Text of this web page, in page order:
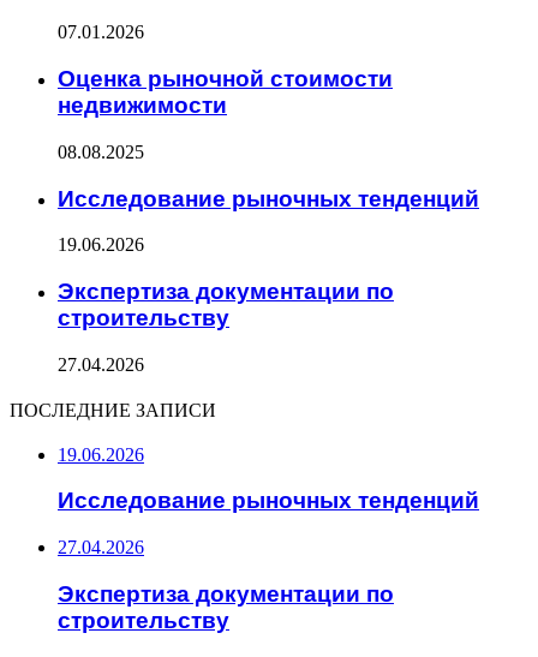
07.01.2026
Оценка рыночной стоимости
недвижимости
08.08.2025
Исследование рыночных тенденций
19.06.2026
Экспертиза документации по
строительству
27.04.2026
ПОСЛЕДНИЕ ЗАПИСИ
19.06.2026
Исследование рыночных тенденций
27.04.2026
Экспертиза документации по
строительству